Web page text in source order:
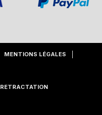
MENTIONS LÉGALES
RETRACTATION